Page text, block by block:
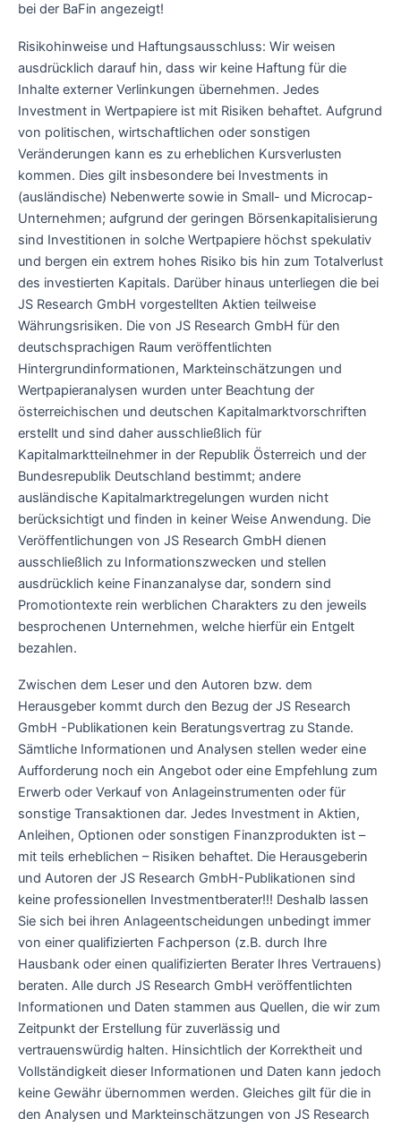
bei der BaFin angezeigt!
Risikohinweise und Haftungsausschluss: Wir weisen
ausdrücklich darauf hin, dass wir keine Haftung für die
Inhalte externer Verlinkungen übernehmen. Jedes
Investment in Wertpapiere ist mit Risiken behaftet. Aufgrund
von politischen, wirtschaftlichen oder sonstigen
Veränderungen kann es zu erheblichen Kursverlusten
kommen. Dies gilt insbesondere bei Investments in
(ausländische) Nebenwerte sowie in Small- und Microcap-
Unternehmen; aufgrund der geringen Börsenkapitalisierung
sind Investitionen in solche Wertpapiere höchst spekulativ
und bergen ein extrem hohes Risiko bis hin zum Totalverlust
des investierten Kapitals. Darüber hinaus unterliegen die bei
JS Research GmbH vorgestellten Aktien teilweise
Währungsrisiken. Die von JS Research GmbH für den
deutschsprachigen Raum veröffentlichten
Hintergrundinformationen, Markteinschätzungen und
Wertpapieranalysen wurden unter Beachtung der
österreichischen und deutschen Kapitalmarktvorschriften
erstellt und sind daher ausschließlich für
Kapitalmarktteilnehmer in der Republik Österreich und der
Bundesrepublik Deutschland bestimmt; andere
ausländische Kapitalmarktregelungen wurden nicht
berücksichtigt und finden in keiner Weise Anwendung. Die
Veröffentlichungen von JS Research GmbH dienen
ausschließlich zu Informationszwecken und stellen
ausdrücklich keine Finanzanalyse dar, sondern sind
Promotiontexte rein werblichen Charakters zu den jeweils
besprochenen Unternehmen, welche hierfür ein Entgelt
bezahlen.
Zwischen dem Leser und den Autoren bzw. dem
Herausgeber kommt durch den Bezug der JS Research
GmbH -Publikationen kein Beratungsvertrag zu Stande.
Sämtliche Informationen und Analysen stellen weder eine
Aufforderung noch ein Angebot oder eine Empfehlung zum
Erwerb oder Verkauf von Anlageinstrumenten oder für
sonstige Transaktionen dar. Jedes Investment in Aktien,
Anleihen, Optionen oder sonstigen Finanzprodukten ist –
mit teils erheblichen – Risiken behaftet. Die Herausgeberin
und Autoren der JS Research GmbH-Publikationen sind
keine professionellen Investmentberater!!! Deshalb lassen
Sie sich bei ihren Anlageentscheidungen unbedingt immer
von einer qualifizierten Fachperson (z.B. durch Ihre
Hausbank oder einen qualifizierten Berater Ihres Vertrauens)
beraten. Alle durch JS Research GmbH veröffentlichten
Informationen und Daten stammen aus Quellen, die wir zum
Zeitpunkt der Erstellung für zuverlässig und
vertrauenswürdig halten. Hinsichtlich der Korrektheit und
Vollständigkeit dieser Informationen und Daten kann jedoch
keine Gewähr übernommen werden. Gleiches gilt für die in
den Analysen und Markteinschätzungen von JS Research